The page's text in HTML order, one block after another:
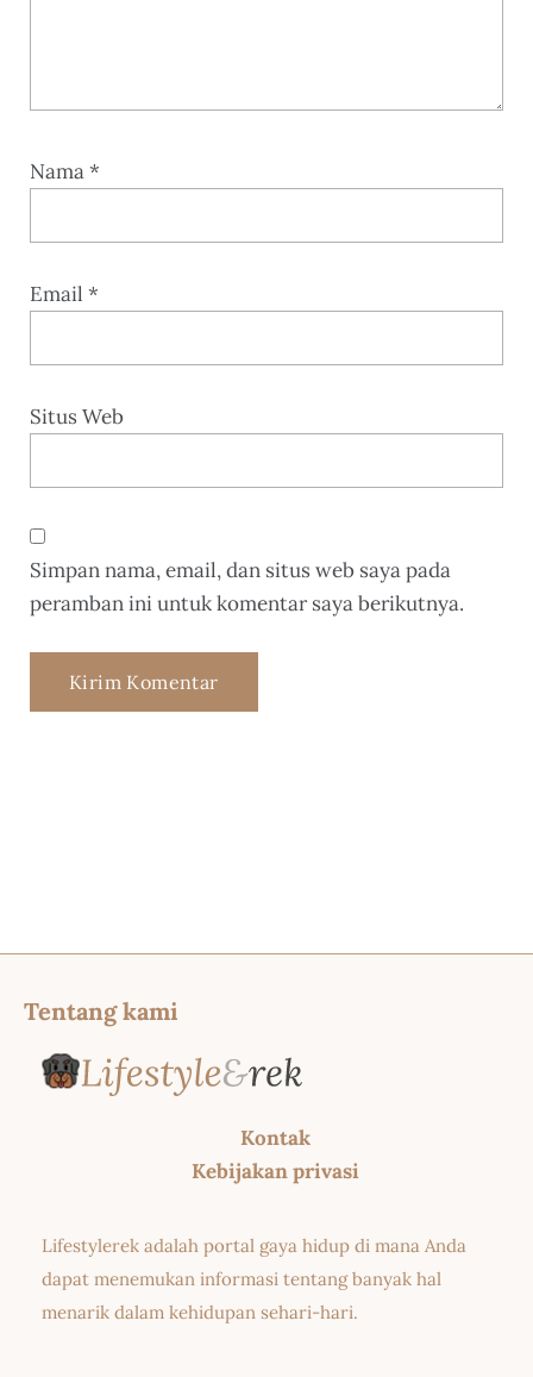
Nama*
Email *
Situs Web
Simpan nama, email, dan situs web saya pada
peramban ini untuk komentar saya berikutnya.
Tentang kami
Kontak
Kebijakan privasi
Lifestylerek adalah portal gaya hidup di mana Anda
dapat menemukan informasi tentang banyak hal
menarik dalam kehidupan sehari-hari.